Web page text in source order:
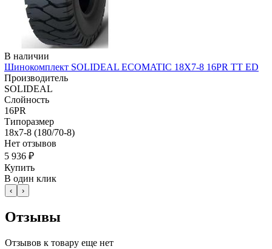
В наличии
Шинокомплект SOLIDEAL ECOMATIC 18X7-8 16PR TT ED
Производитель
SOLIDEAL
Слойность
16PR
Типоразмер
18x7-8 (180/70-8)
Нет отзывов
5 936 ₽
Купить
В один клик
‹ ›
Отзывы
Отзывов к товару еще нет